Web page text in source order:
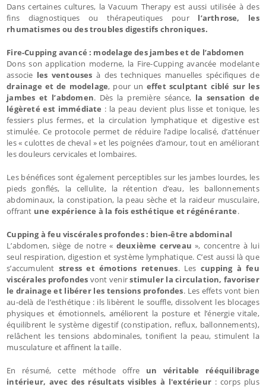
Dans certaines cultures, la Vacuum Therapy est aussi utilisée à des
fins diagnostiques ou thérapeutiques pour l’arthrose, les
rhumatismes ou des troubles digestifs chroniques.
Fire-Cupping avancé : modelage des jambes et de l’abdomen
Dons son application moderne, la Fire-Cupping avancée modelante
associe les ventouses à des techniques manuelles spécifiques de
drainage et de modelage, pour un effet sculptant ciblé sur les
jambes et l’abdomen. Dès la première séance, la sensation de
légèreté est immédiate : la peau devient plus lisse et tonique, les
fessiers plus fermes, et la circulation lymphatique et digestive est
stimulée. Ce protocole permet de réduire l’adipe localisé, d’atténuer
les « culottes de cheval » et les poignées d’amour, tout en améliorant
les douleurs cervicales et lombaires.
Les bénéfices sont également perceptibles sur les jambes lourdes, les
pieds gonflés, la cellulite, la rétention d’eau, les ballonnements
abdominaux, la constipation, la peau sèche et la raideur musculaire,
offrant une expérience à la fois esthétique et régénérante.
Cupping à feu viscérales profondes : bien-être abdominal
L’abdomen, siège de notre « deuxième cerveau», concentre à lui
seul respiration, digestion et système lymphatique. C’est aussi là que
s’accumulent stress et émotions retenues. Les cupping à feu
viscérales profondes vont venirstimuler la circulation, favoriser
le drainage et libérer les tensions profondes. Les effets vont bien
au-delà de l’esthétique : ils libèrent le souffle, dissolvent les blocages
physiques et émotionnels, améliorent la posture et l’énergie vitale,
équilibrent le système digestif (constipation, reflux, ballonnements),
relâchent les tensions abdominales, tonifient la peau, stimulent la
musculature et affinent la taille.
En résumé, cette méthode offre un véritable rééquilibrage
intérieur, avec des résultats visibles à l'extérieur: corps plus